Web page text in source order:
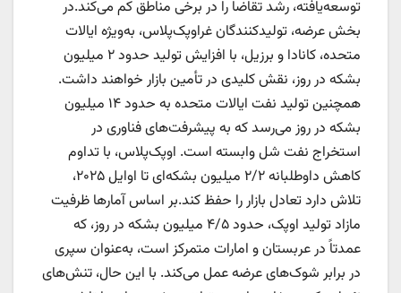
توسعه‌یافته، رشد تقاضا را در برخی مناطق کم می‌کند.در
بخش عرضه، تولیدکنندگان غراوپک‌پلاس، به‌ویژه ایالات
متحده، کانادا و برزیل، با افزایش تولید حدود ۲ میلیون
بشکه در روز، نقش کلیدی در تأمین بازار خواهند داشت.
همچنین تولید نفت ایالات متحده به حدود ۱۴ میلیون
بشکه در روز می‌رسد که به پیشرفت‌های فناوری در
استخراج نفت شل وابسته است. اوپک‌پلاس، با تداوم
کاهش داوطلبانه ۲/۲ میلیون بشکه‌ای تا اوایل ۲۰۲۵،
تلاش دارد تعادل بازار را حفظ کند.بر اساس آمار‌ها ظرفیت
مازاد تولید اوپک، حدود ۴/۵ میلیون بشکه در روز، که
عمدتاً در عربستان و امارات متمرکز است، به‌عنوان سپری
در برابر شوک‌های عرضه عمل می‌کند. با این حال، تنش‌های